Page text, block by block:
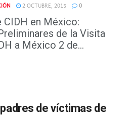
2 OCTUBRE, 2015 0
CIDH en México:
de la Visita
a México 2 de...
de víctimas de